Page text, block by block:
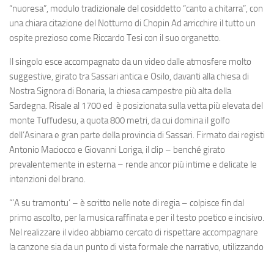
“nuoresa”, modulo tradizionale del cosiddetto “canto a chitarra”, con
una chiara citazione del Notturno di Chopin Ad arricchire il tutto un
ospite prezioso come Riccardo Tesi con il suo organetto.
Il singolo esce accompagnato da un video dalle atmosfere molto
suggestive, girato tra Sassari antica e Osilo, davanti alla chiesa di
Nostra Signora di Bonaria, la chiesa campestre più alta della
Sardegna. Risale al 1700 ed è posizionata sulla vetta più elevata del
monte Tuffudesu, a quota 800 metri, da cui domina il golfo
dell’Asinara e gran parte della provincia di Sassari. Firmato dai registi
Antonio Maciocco e Giovanni Loriga, il clip – benché girato
prevalentemente in esterna – rende ancor più intime e delicate le
intenzioni del brano.
“’A su tramontu’ – è scritto nelle note di regia – colpisce fin dal
primo ascolto, per la musica raffinata e per il testo poetico e incisivo.
Nel realizzare il video abbiamo cercato di rispettare accompagnare
la canzone sia da un punto di vista formale che narrativo, utilizzando